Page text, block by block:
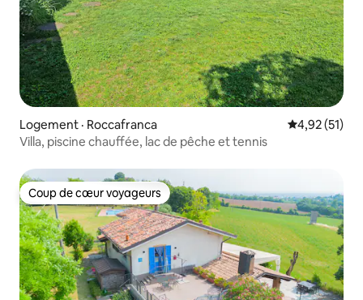
Logement · Roccafranca Note
4,92 (51)
Villa, piscine chauffée, lac de pêche et tennis
Coup de cœur voyageurs
Coup de cœur voyageurs